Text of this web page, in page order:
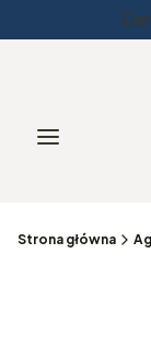
Menu
Strona główna